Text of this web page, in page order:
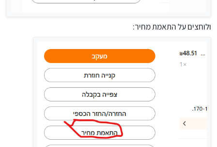
ולוחצים על התאמת מחיר: